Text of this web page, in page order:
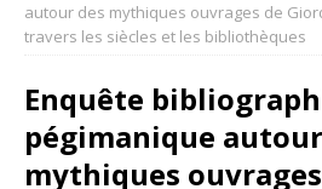
autour des mythiques ouvrages de
travers les siècles et les bibliothèques
Enquête
pégimanique
mythiques